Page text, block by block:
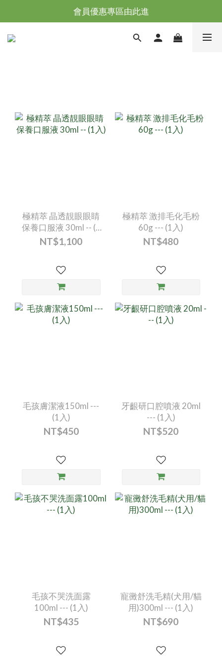
台灣滿NT$全館滿1200免運｜海外滿NT$3000免運
會員優惠專區由此進
台灣滿NT$全館滿1200免運｜海外滿NT$3000免運
極精萃 晶透靚眼眼睛
保養口服液 30ml -- (1
入)
NT$1,100
極精萃 激排毛化毛粉
60g --- (1入)
NT$480
毛孩膚潔液150ml ---
(1入)
NT$450
牙齦研口腔噴液 20ml
--- (1入)
NT$520
毛孩不哭洗面露
100ml --- (1入)
NT$435
寵黴舒洗毛精(犬用/貓
用)300ml --- (1入)
NT$690